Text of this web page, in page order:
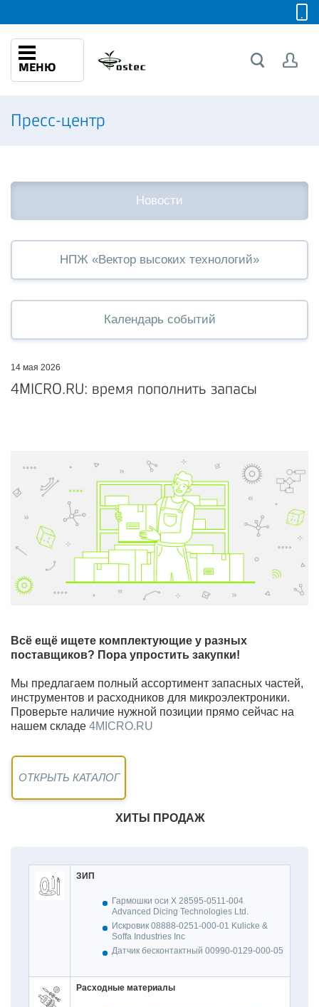
МЕНЮ
Пресс-центр
Новости
НПЖ «Вектор высоких технологий»
Календарь событий
14 мая 2026
4MICRO.RU: время пополнить запасы
Всё ещё ищете комплектующие у разных
поставщиков? Пора упростить закупки!
Мы предлагаем полный ассортимент запасных частей,
инструментов и расходников для микроэлектроники.
Проверьте наличие нужной позиции прямо сейчас на
нашем складе 4MICRO.RU
ОТКРЫТЬ КАТАЛОГ
ХИТЫ ПРОДАЖ
ЗИП
Гармошки оси Х 28595-0511-004
Advanced Dicing Technologies Ltd.
Искровик 08888-0251-000-01 Kulicke &
Soffa Industries Inc
Датчик бесконтактный 00990-0129-000-05
Расходные материалы